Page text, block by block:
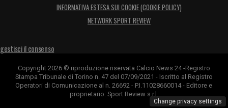
INFORMATIVA ESTESA SUI COOKIE (COOKIE POLICY)
NETWORK SPORT REVIEW
gestisci il consenso
Copyright 2026 © riproduzione riservata Calcio News 24 -Registro
Stampa Tribunale di Torino n. 47 del 07/09/2021 - Iscritto al Registro
Operatori di Comunicazione al n. 26692 - P.I.11028660014 - Editore e
proprietario: Sport Review s.r.l.
Change privacy settings